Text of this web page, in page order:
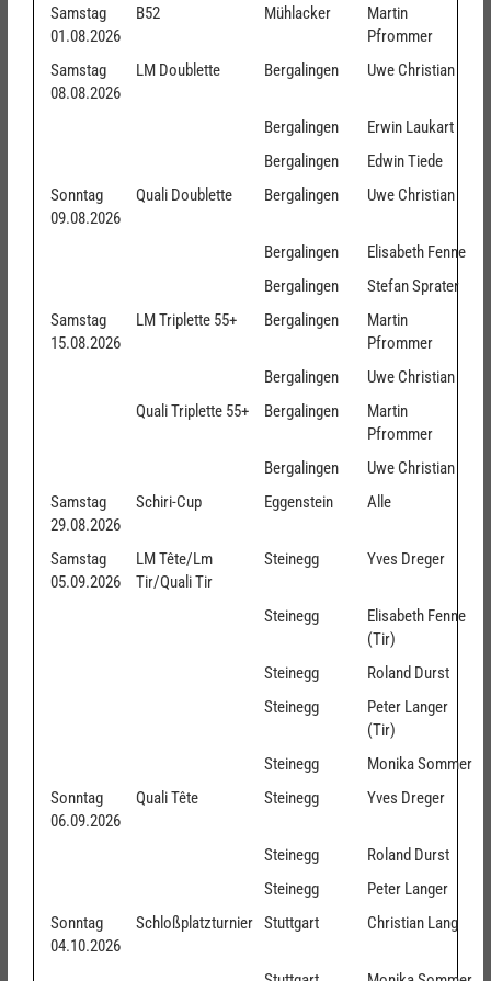
Samstag
01.08.2026
B52 Mühlacker
Martin
Pfrommer
Samstag
08.08.2026
LM Doublette Bergalingen Uwe Christian
Bergalingen
Erwin Laukart
Bergalingen
Edwin Tiede
Sonntag
09.08.2026
Quali Doublette Bergalingen Uwe Christian
Bergalingen
Elisabeth Fenne
Bergalingen
Stefan Sprater
Samstag
15.08.2026
LM Triplette 55+ Bergalingen
Martin
Pfrommer
Bergalingen
Uwe Christian
Quali Triplette 55+
Bergalingen
Martin
Pfrommer
Bergalingen
Uwe Christian
Samstag
29.08.2026
Schiri-Cup Eggenstein Alle
Samstag
05.09.2026
LM Tête/Lm
Tir/Quali Tir
Steinegg Yves Dreger
Steinegg
Elisabeth Fenne
(Tir)
Steinegg
Roland Durst
Steinegg
Peter Langer
(Tir)
Steinegg
Monika Sommer
Sonntag
06.09.2026
Quali Tête Steinegg Yves Dreger
Steinegg
Roland Durst
Steinegg
Peter Langer
Sonntag
04.10.2026
Schloßplatzturnier Stuttgart Christian Lang